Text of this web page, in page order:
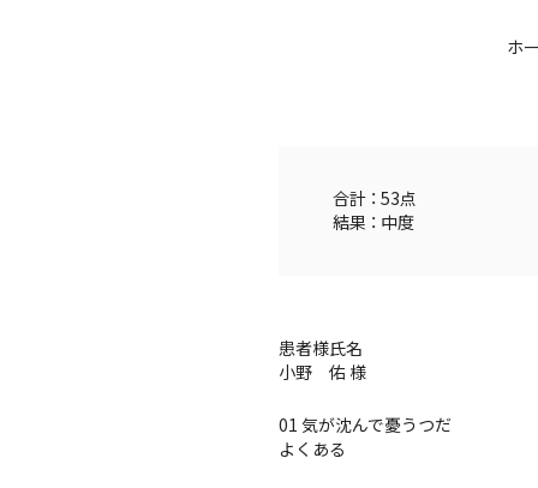
ホ
合計 ： 53点
結果 ： 中度
患者様氏名
小野 佑 様
01 気が沈んで憂うつだ
よくある